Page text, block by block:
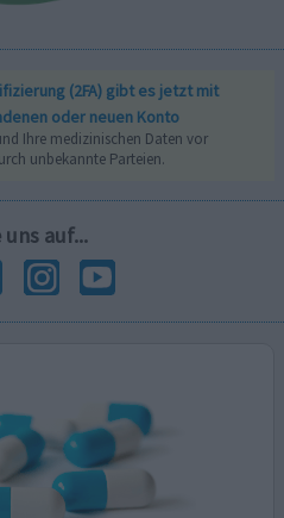
(2FA) gibt es jetzt mit
oder neuen Konto
Ihre medizinischen Daten vor
unbekannte Parteien.
uns auf...